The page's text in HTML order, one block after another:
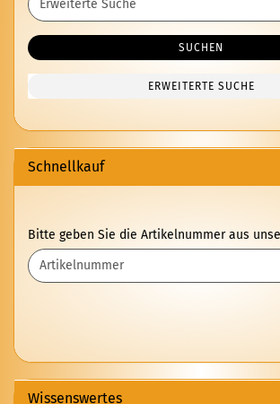
Suche
SUCHEN
ERWEITERTE SUCHE
Schnellkauf
BITTE
GEBEN
SIE
DIE
KATALOG
EIN.
Bitte geben Sie die Artikelnummer aus
Wissenswertes